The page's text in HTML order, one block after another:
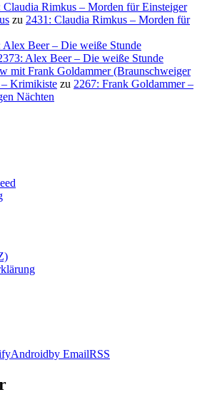
Claudia Rimkus – Morden für Einsteiger
zu 2431: Claudia Rimkus – Morden für
Alex Beer – Die weiße Stunde
Alex Beer – Die weiße Stunde
mit Frank Goldammer (Braunschweiger
Krimikiste zu 2267: Frank Goldammer –
Nächten
Androidby EmailRSS